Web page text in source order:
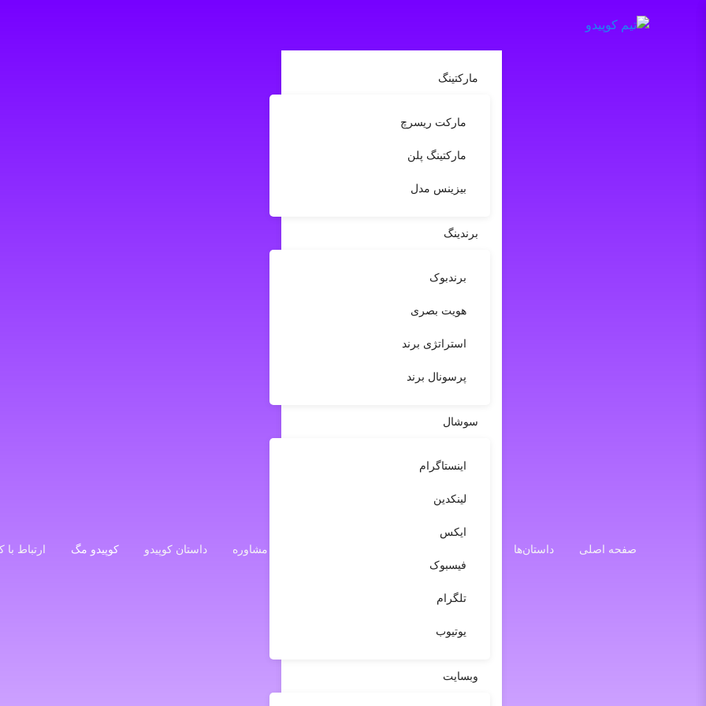
صفحه اصلی داستان‌ها
مارکتینگ
مارکت ریسرچ
مارکتینگ پلن
بیزینس مدل
برندینگ
برندبوک
هویت بصری
استراتژی برند
پرسونال برند
سوشال
اینستاگرام
لینکدین
ایکس
فیسبوک
تلگرام
یوتیوب
وبسایت
مشاوره داستان کوپیدو کوپیدو مگ ارتباط با